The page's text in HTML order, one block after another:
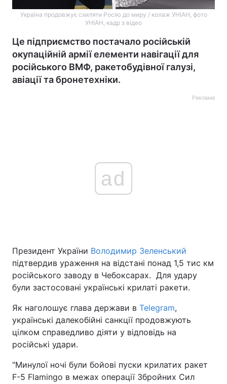
Україна продовжує схиляти Росію до миру / колаж УНІАН, фото
УНІАН, кадр з відео
Це підприємство постачало російській
окупаційній армії елементи навігації для
російського ВМФ, ракетобудівної галузі,
авіації та бронетехніки.
Реклама
ad
Президент України Володимир Зеленський
підтвердив ураження на відстані понад 1,5 тис км
російського заводу в Чебоксарах. Для удару
були застосовані українські крилаті ракети.
Як наголошує глава держави в Telegram,
українські далекобійні санкції продовжують
цілком справедливо діяти у відповідь на
російські удари.
"Минулої ночі були бойові пуски крилатих ракет
F-5 Flamingo в межах операції Збройних Сил